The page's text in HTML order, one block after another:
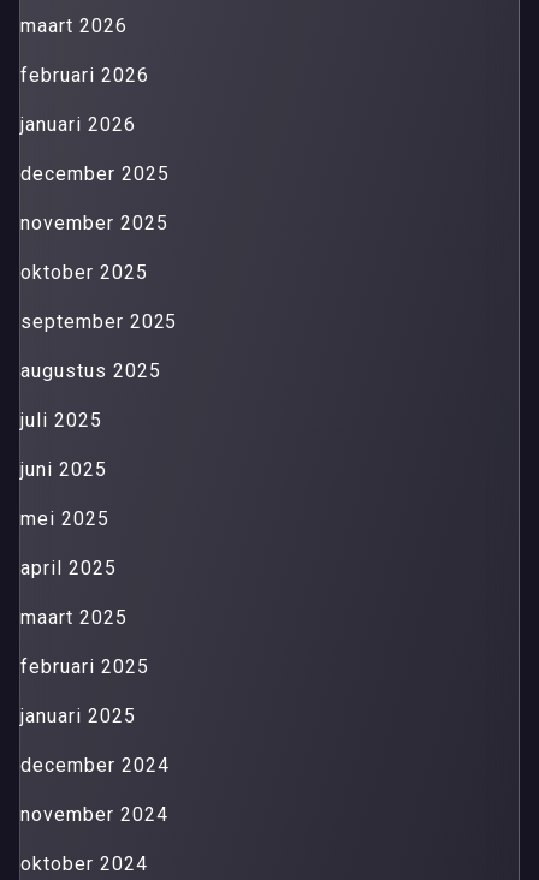
maart 2026
februari 2026
januari 2026
december 2025
november 2025
oktober 2025
september 2025
augustus 2025
juli 2025
juni 2025
mei 2025
april 2025
maart 2025
februari 2025
januari 2025
december 2024
november 2024
oktober 2024